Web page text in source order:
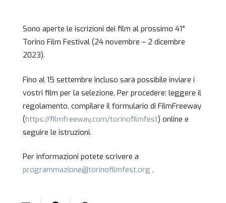
Sono aperte le iscrizioni dei film al prossimo 41°
Torino Film Festival (24 novembre – 2 dicembre
2023).
Fino al 15 settembre incluso sarà possibile inviare i
vostri film per la selezione. Per procedere: leggere il
regolamento, compilare il formulario di FilmFreeway
(https://filmfreeway.com/torinofilmfest) online e
seguire le istruzioni.
Per informazioni potete scrivere a
programmazione@torinofilmfest.org .